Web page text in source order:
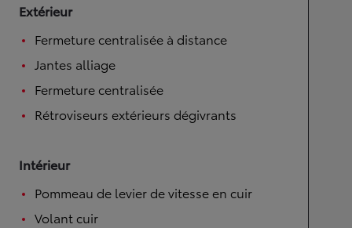
Extérieur
Fermeture centralisée à distance
Jantes alliage
Fermeture centralisée
Rétroviseurs extérieurs dégivrants
Intérieur
Pommeau de levier de vitesse en cuir
Volant cuir